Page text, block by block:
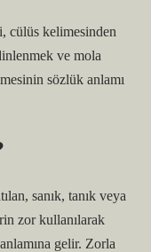
cülüs kelimesinden
ve mola
sözlük anlamı
sanık, tanık veya
zor kullanılarak
gelir. Zorla